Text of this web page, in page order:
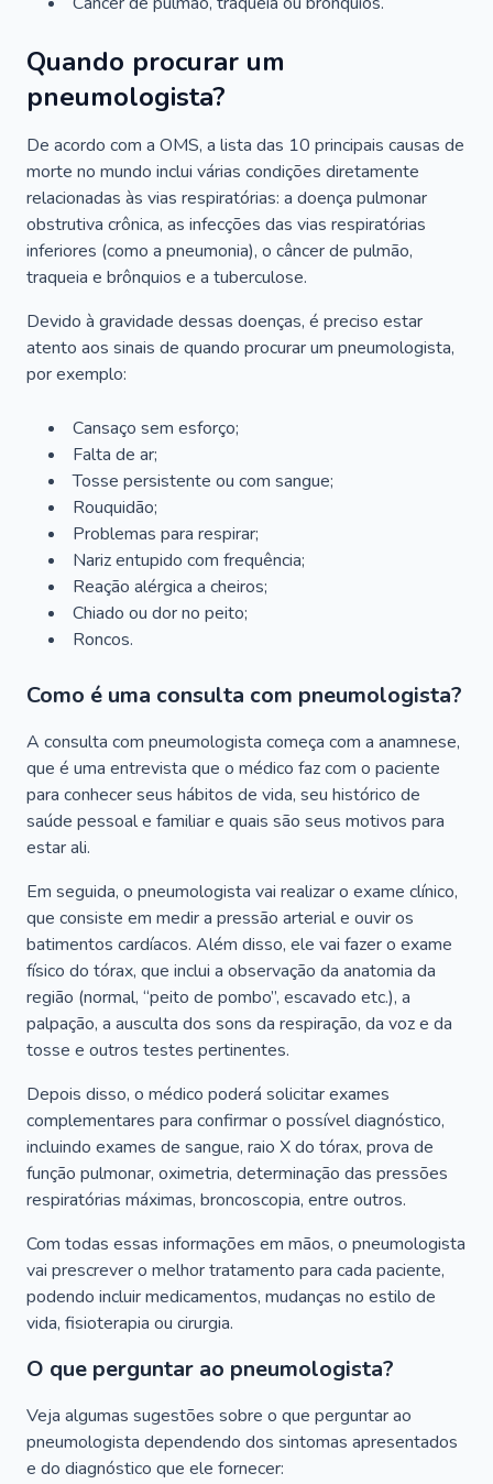
Quando procurar um
pneumologista?
De acordo com a OMS, a lista das 10 principais causas de
morte no mundo inclui várias condições diretamente
relacionadas às vias respiratórias: a doença pulmonar
obstrutiva crônica, as infecções das vias respiratórias
inferiores (como a pneumonia), o câncer de pulmão,
traqueia e brônquios e a tuberculose.
Devido à gravidade dessas doenças, é preciso estar
atento aos sinais de quando procurar um pneumologista,
por exemplo:
Cansaço sem esforço;
Falta de ar;
Tosse persistente ou com sangue;
Rouquidão;
Problemas para respirar;
Nariz entupido com frequência;
Reação alérgica a cheiros;
Chiado ou dor no peito;
Roncos.
Como é uma consulta com pneumologista?
A consulta com pneumologista começa com a anamnese,
que é uma entrevista que o médico faz com o paciente
para conhecer seus hábitos de vida, seu histórico de
saúde pessoal e familiar e quais são seus motivos para
estar ali.
Em seguida, o pneumologista vai realizar o exame clínico,
que consiste em medir a pressão arterial e ouvir os
batimentos cardíacos. Além disso, ele vai fazer o exame
físico do tórax, que inclui a observação da anatomia da
região (normal, “peito de pombo”, escavado etc.), a
palpação, a ausculta dos sons da respiração, da voz e da
tosse e outros testes pertinentes.
Depois disso, o médico poderá solicitar exames
complementares para confirmar o possível diagnóstico,
incluindo exames de sangue, raio X do tórax, prova de
função pulmonar, oximetria, determinação das pressões
respiratórias máximas, broncoscopia, entre outros.
Com todas essas informações em mãos, o pneumologista
vai prescrever o melhor tratamento para cada paciente,
podendo incluir medicamentos, mudanças no estilo de
vida, fisioterapia ou cirurgia.
O que perguntar ao pneumologista?
Veja algumas sugestões sobre o que perguntar ao
pneumologista dependendo dos sintomas apresentados
e do diagnóstico que ele fornecer: